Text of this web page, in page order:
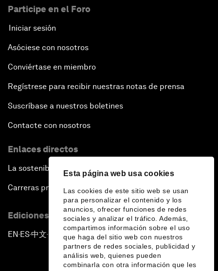
Esta página web usa cookies
Las cookies de este sitio web se usan
para personalizar el contenido y los
anuncios, ofrecer funciones de redes
sociales y analizar el tráfico. Además,
compartimos información sobre el uso
que haga del sitio web con nuestros
partners de redes sociales, publicidad y
análisis web, quienes pueden
combinarla con otra información que les
Participe en el Foro
Iniciar sesión
Asóciese con nosotros
Conviértase en miembro
Regístrese para recibir nuestras notas de prensa
Suscríbase a nuestros boletines
Contacte con nosotros
Enlaces directos
La sostenibilidad en el Foro
Carreras profesionales
Ediciones en otros idiomas
EN ▪ES▪中文▪ 日本語